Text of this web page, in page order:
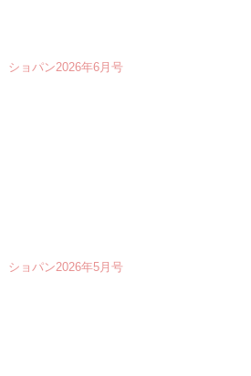
ショパン2026年6月号
ショパン2026年5月号